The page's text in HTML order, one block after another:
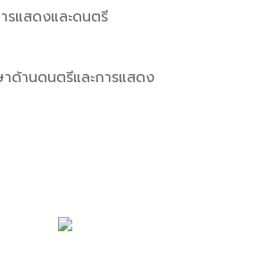
รแสดงและดนตรี
ด้านดนตรีและการแสดง